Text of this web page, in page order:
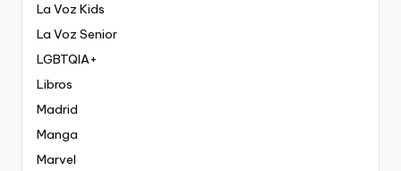
La Voz Kids
La Voz Senior
LGBTQIA+
Libros
Madrid
Manga
Marvel